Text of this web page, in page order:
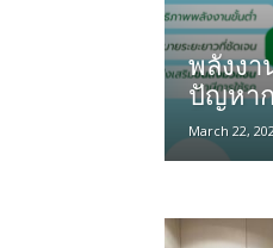
พลังง
ปัญหา
โลก
March 22,